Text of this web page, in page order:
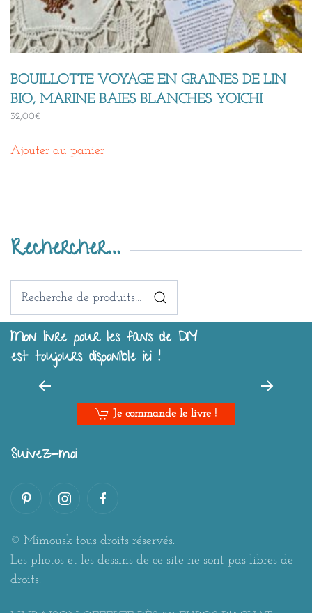
BOUILLOTTE VOYAGE EN GRAINES DE LIN
BIO, MARINE BAIES BLANCHES YOICHI
32,00€
Ajouter au panier
Rechercher…
Recherche
Mon livre pour les fans de DIY
est toujours disponible ici !
Je commande le livre !
Suivez-moi
© Mimousk tous droits réservés.
Les photos et les dessins de ce site ne sont pas libres de
droits.